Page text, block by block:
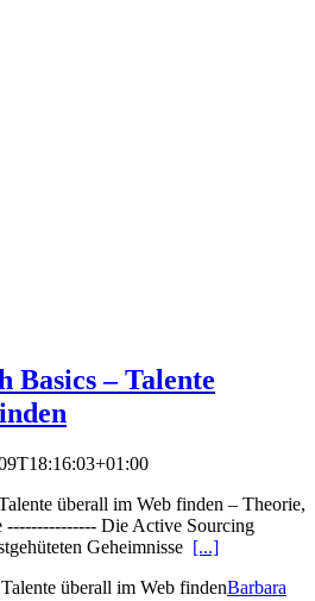
Basics – Talente
überall im Web finden – Theorie,
--------------- Die Active Sourcing
Geheimnisse [...]
überall im Web findenBarbara